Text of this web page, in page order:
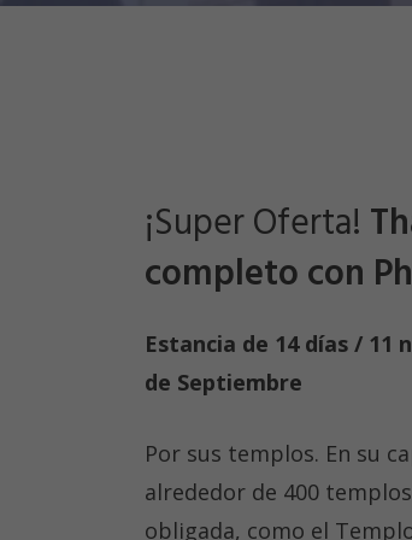
¡Super Oferta!
completo con
Estancia de 14 días / 11
de Septiembre
Por sus templos. En su
alrededor de 400
obligada, como el